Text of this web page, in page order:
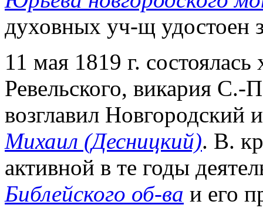
духовных уч-щ удостоен
11 мая 1819 г.
Ревельского, викария С.-
возглавил Новгородский
Михаил (Десницкий). В.
активной в те годы
Библейского об-ва и его